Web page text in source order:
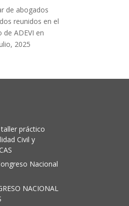
de abogados
reunidos en el
de ADEVI en
2025
práctico
Civil y
Nacional
NACIONAL